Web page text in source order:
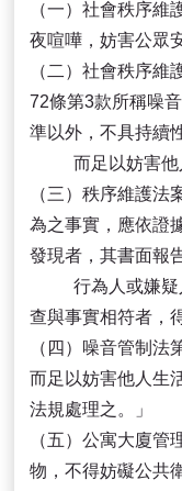
（一）社會秩序
夜喧嘩，妨害公眾
（二）社會秩序
72條第3款所稱噪
準以外，不具持續
而足以妨害他人
（三）秩序維護
為之事實，應依證
發現者，其書面報
行為人或嫌疑人
查與事實相符者，
（四）噪音管制法
而足以妨害他人生
法規處理之。」
（五）公寓大廈
物，不得妨礙公共